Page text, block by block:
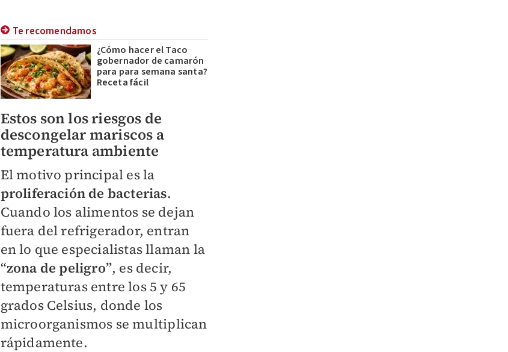
Te recomendamos
¿Cómo hacer el Taco
gobernador de camarón
para para semana santa?
Receta fácil
Estos son los riesgos de
descongelar mariscos a
temperatura ambiente
El motivo principal es la
proliferación de bacterias.
Cuando los alimentos se dejan
fuera del refrigerador, entran
en lo que especialistas llaman la
“zona de peligro”, es decir,
temperaturas entre los 5 y 65
grados Celsius, donde los
microorganismos se multiplican
rápidamente.